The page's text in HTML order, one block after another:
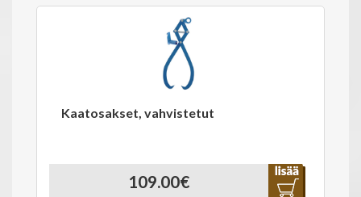
Kaatosakset, vahvistetut
109.00€